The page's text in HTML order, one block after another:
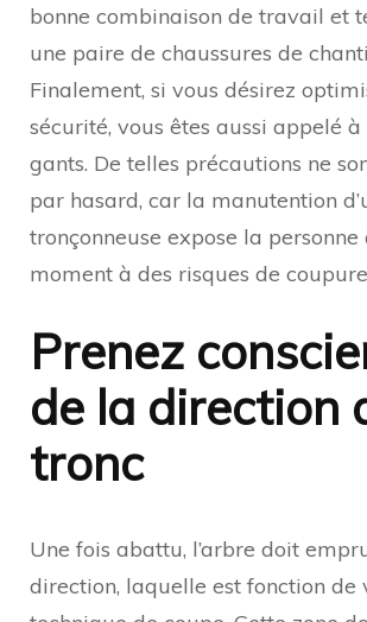
bonne combinaison de travail et
une paire de chaussures de
Finalement, si vous désirez
sécurité, vous êtes aussi appelé
gants. De telles précautions ne
par hasard, car la manutention
tronçonneuse expose la
moment à des risques de
Prenez
de la direction
tronc
Une fois abattu, l’arbre doit
direction, laquelle est fonction de